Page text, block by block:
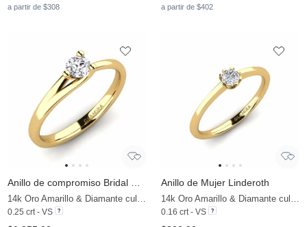
a partir de $308 a partir de $402
0.25 crt - VS
Anillo de Mujer Linderoth
0.16 crt - VS